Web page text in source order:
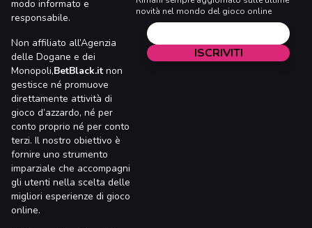
modo informato e
responsabile.
Non affiliato all’Agenzia
delle Dogane e dei
Monopoli,BetBlack.it non
gestisce né promuove
direttamente attività di
gioco d’azzardo, né per
conto proprio né per conto
terzi. Il nostro obiettivo è
fornire uno strumento
imparziale che accompagni
gli utenti nella scelta delle
migliori esperienze di gioco
online.
novità nel mondo del gioco online